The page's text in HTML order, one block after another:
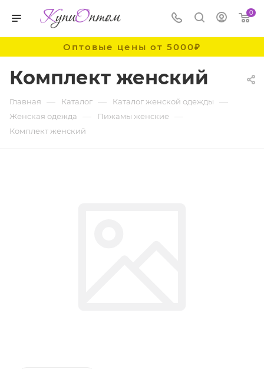
0
Оптовые цены от 5000₽
Комплект женский
Главная — Каталог — Каталог женской одежды —
Женская одежда — Пижамы женские —
Комплект женский